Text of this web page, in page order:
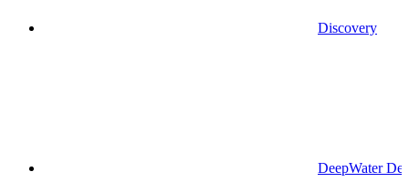
Discovery
DeepWater